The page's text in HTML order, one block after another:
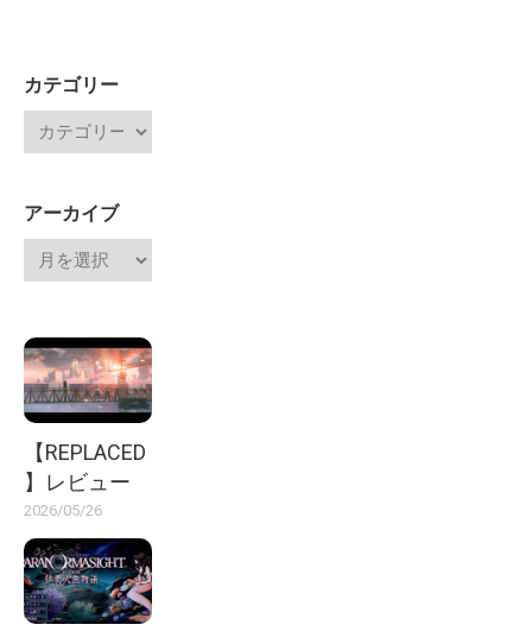
カテゴリー
アーカイブ
【REPLACED
】レビュー
2026/05/26